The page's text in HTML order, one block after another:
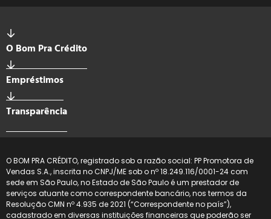
O Bom Pra Crédito
Empréstimos
Transparência
O BOM PRA CRÉDITO, registrado sob a razão social: PP Promotora de
Vendas S.A., inscrita no CNPJ/ME sob o nº 18.249.116/0001-24 com
sede em São Paulo, no Estado de São Paulo é um prestador de
serviços atuante como correspondente bancário, nos termos da
Resolução CMN nº 4.935 de 2021 (“Correspondente no país”),
cadastrado em diversas instituições financeiras que poderão ser